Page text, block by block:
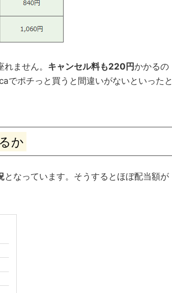
ません。 キャンセル料も220円 かかるの
でポチっと買うと間違いがないといったと
か
となっています。そうするとほぼ配当額が